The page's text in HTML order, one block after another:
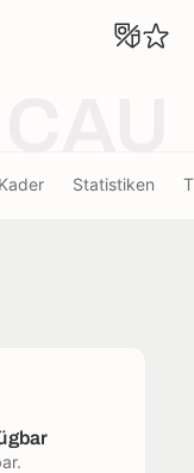
Kader Statistiken